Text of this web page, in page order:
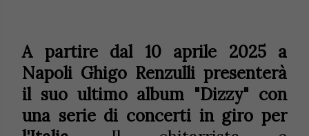
A partire dal 10 aprile 2025 a
Napoli Ghigo Renzulli presenterà
il suo ultimo album "Dizzy" con
una serie di concerti in giro per